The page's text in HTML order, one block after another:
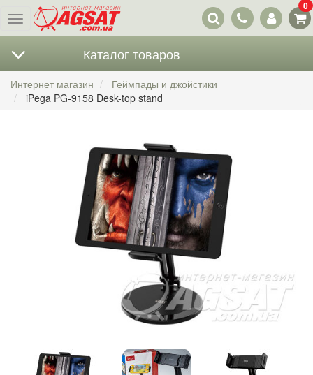
Меню
Наши
контакты
0
Каталог товаров
Интернет магазин
Геймпады и джойстики
iPega PG-9158 Desk-top stand